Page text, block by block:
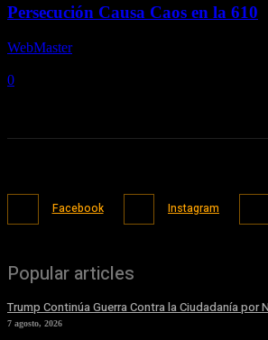
Persecución Causa Caos en la 610
WebMaster
0
Facebook Instagram
Popular articles
Trump Continúa Guerra Contra la Ciudadanía por
7 agosto, 2026